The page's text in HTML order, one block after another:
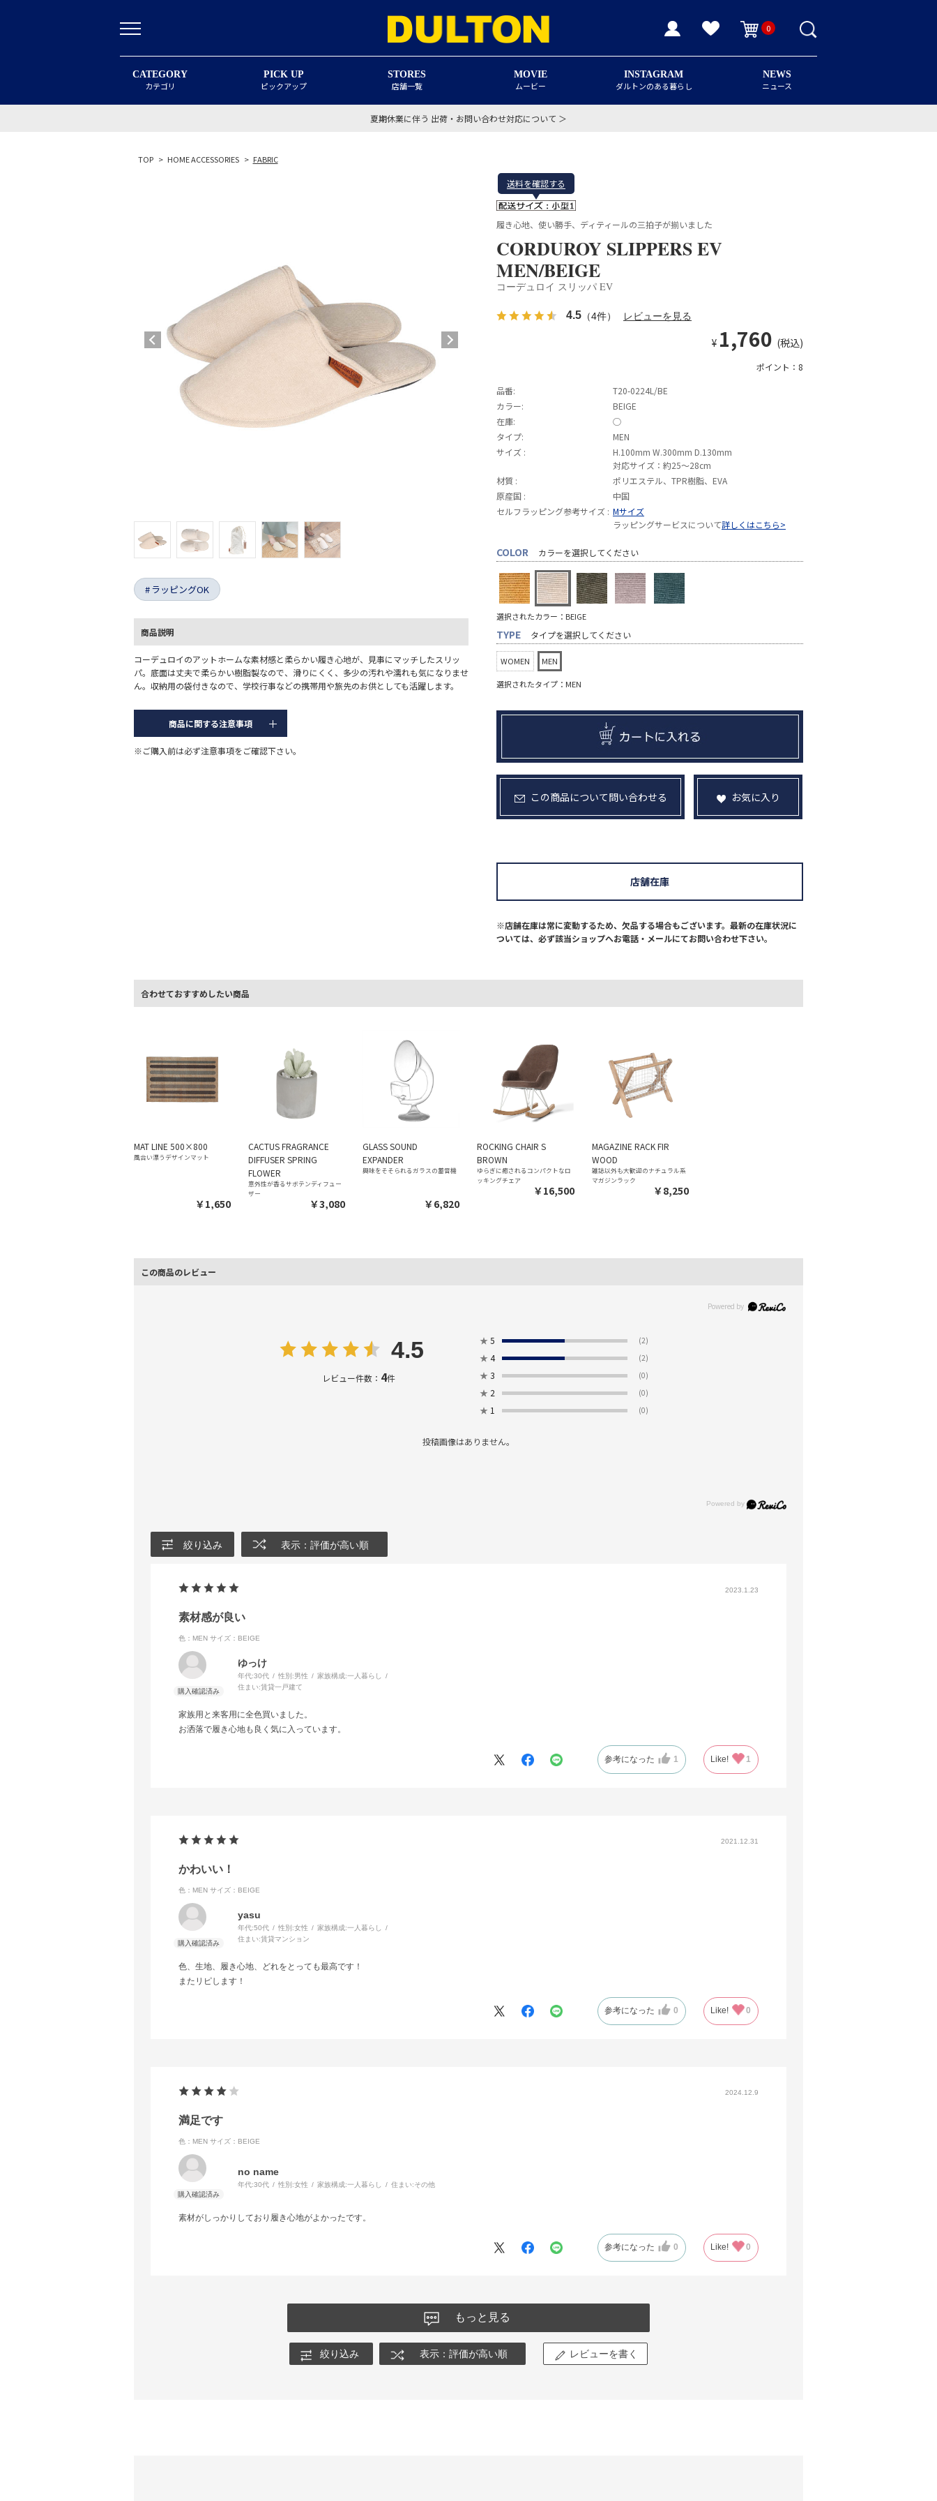
0
CATEGORY
カテゴリ
PICK UP
ピックアップ
STORES
店舗一覧
MOVIE
ムービー
INSTAGRAM
ダルトンのある暮らし
NEWS
ニュース
夏期休業に伴う 出荷・お問い合わせ対応について ＞
TOP > HOME ACCESSORIES > FABRIC
ラッピングOK
商品説明
コーデュロイのアットホームな素材感と柔らかい履き心地が、見事にマッチしたスリッ
パ。底面は丈夫で柔らかい樹脂製なので、滑りにくく、多少の汚れや濡れも気になりませ
ん。収納用の袋付きなので、学校行事などの携帯用や旅先のお供としても活躍します。
商品に関する注意事項
※ご購入前は必ず注意事項をご確認下さい。
送料を確認する
履き心地、使い勝手、ディティールの三拍子が揃いました
CORDUROY SLIPPERS EV
MEN/BEIGE
コーデュロイ スリッパ EV
4.5 （4件） レビューを見る
¥ 1,760 (税込)
ポイント：8
品番:
T20-0224L/BE
カラー:
BEIGE
在庫:
◯
タイプ:
MEN
サイズ :
H.100mm W.300mm D.130mm
対応サイズ：約25〜28cm
材質 :
ポリエステル、TPR樹脂、EVA
原産国 :
中国
セルフラッピング参考サイズ : Mサイズ
ラッピングサービスについて詳しくはこちら>
COLOR カラーを選択してください
選択されたカラー：BEIGE
TYPE タイプを選択してください
WOMEN MEN
選択されたタイプ：MEN
この商品について問い合わせる お気に入り
※店舗在庫は常に変動するため、欠品する場合もございます。最新の在庫状況に
ついては、必ず該当ショップへお電話・メールにてお問い合わせ下さい。
店舗在庫
合わせておすすめしたい商品
MAT LINE 500×800
風合い漂うデザインマット
￥1,650
CACTUS FRAGRANCE
DIFFUSER SPRING
FLOWER
意外性が香るサボテンディフュー
ザー
￥3,080
GLASS SOUND
EXPANDER
興味をそそられるガラスの蓄音機
￥6,820
ROCKING CHAIR S
BROWN
ゆらぎに癒されるコンパクトなロ
ッキングチェア
￥16,500
MAGAZINE RACK FIR
WOOD
雑誌以外も大歓迎のナチュラル系
マガジンラック
￥8,250
この商品のレビュー
4.5
レビュー件数： 4件
★ 5 (2)
★ 4 (2)
★ 3 (0)
★ 2 (0)
★ 1 (0)
投稿画像はありません。
絞り込み 表示：評価が高い順
2023.1.23
素材感が良い
色：MEN サイズ：BEIGE
ゆっけ
年代:30代 性別:男性 家族構成:一人暮らし
住まい:賃貸一戸建て
家族用と来客用に全色買いました。
お洒落で履き心地も良く気に入っています。
参考になった 1 Like! 1
2021.12.31
かわいい！
色：MEN サイズ：BEIGE
yasu
年代:50代 性別:女性 家族構成:一人暮らし
住まい:賃貸マンション
色、生地、履き心地、どれをとっても最高です！
またリピします！
参考になった 0 Like! 0
2024.12.9
満足です
色：MEN サイズ：BEIGE
no name
年代:30代 性別:女性 家族構成:一人暮らし 住まい:その他
素材がしっかりしており履き心地がよかったです。
参考になった 0 Like! 0
もっと見る
絞り込み 表示：評価が高い順 レビューを書く